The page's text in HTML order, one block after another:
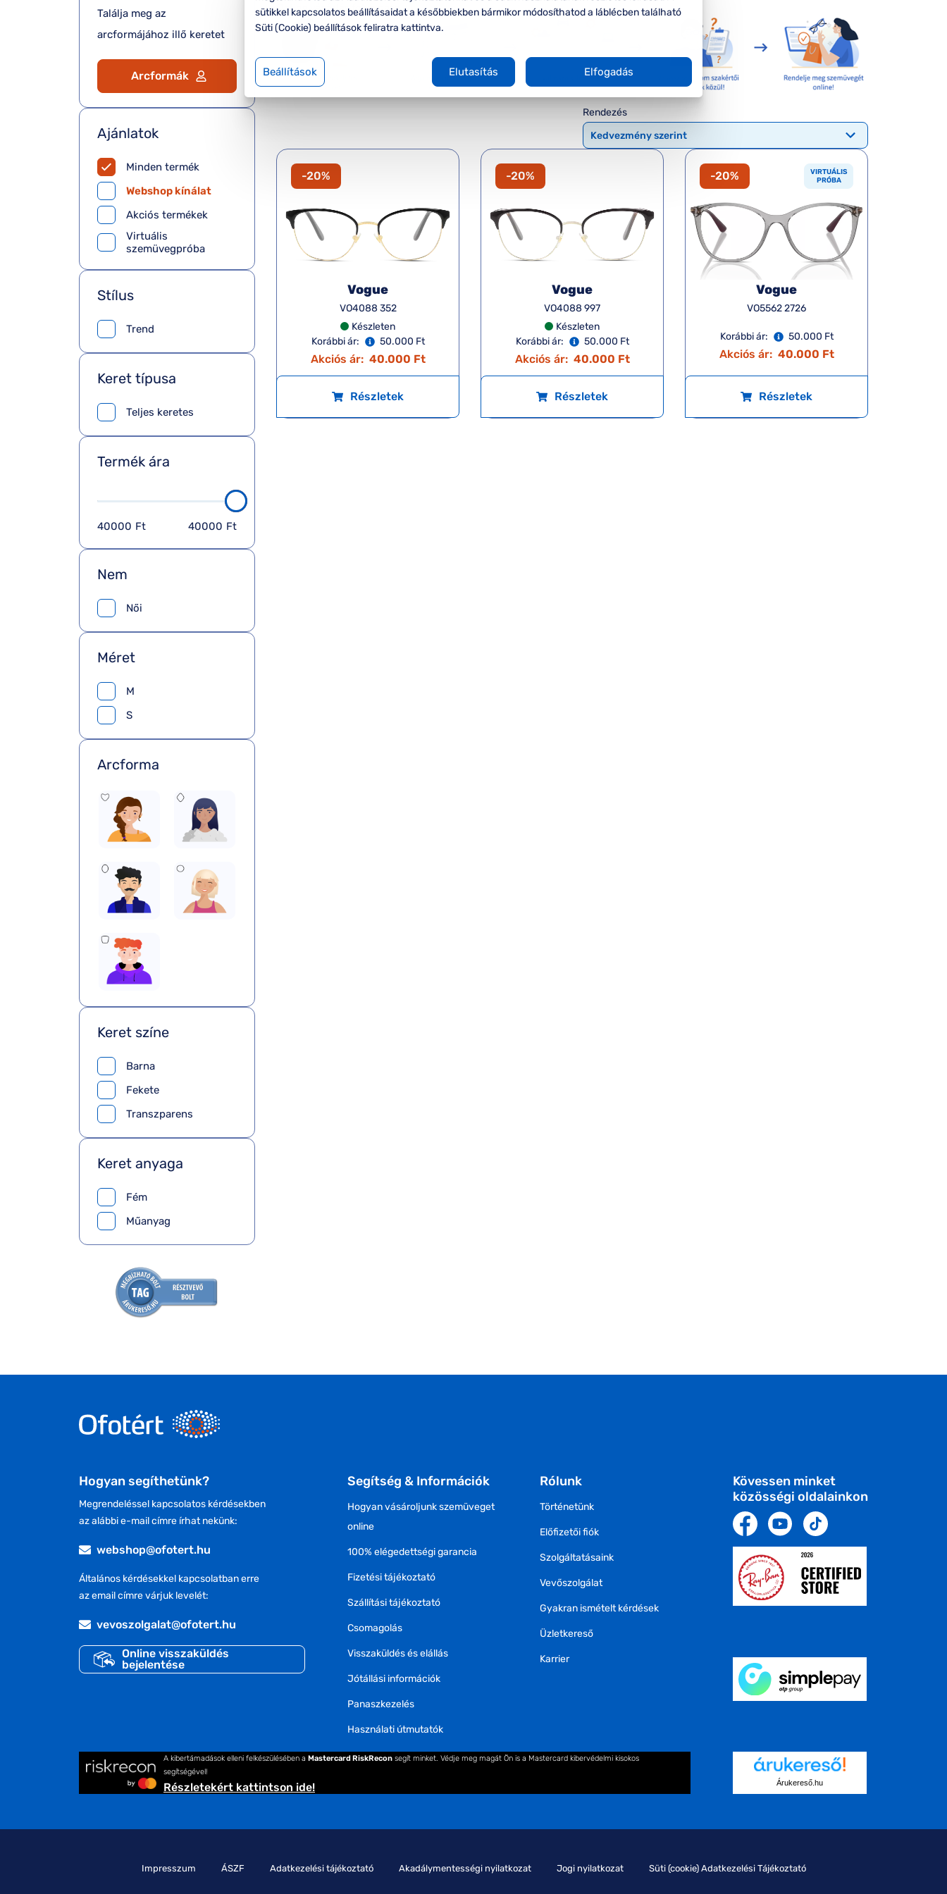
Találja meg az
arcformájához illő keretet
Arcformák
Ajánlatok
Minden termék
Webshop kínálat
Akciós termékek
Virtuális
szemüvegpróba
Stílus
Trend
Méret
M
S
Nem
Női
Keret anyaga
Fém
Műanyag
Keret típusa
Teljes keretes
Termék ára
40000 Ft 40000 Ft
Arcforma
Keret színe
Barna
Fekete
Transzparens
Rendezés
-20%
Vogue
VO4088 352
Készleten
Korábbi ár:
50.000 Ft
Akciós ár: 40.000 Ft
Részletek
-20%
Vogue
VO4088 997
Készleten
Korábbi ár:
50.000 Ft
Akciós ár: 40.000 Ft
Részletek
-20%
VIRTUÁLIS
PRÓBA
Vogue
VO5562 2726
Korábbi ár: 50.000 Ft
Akciós ár: 40.000 Ft
Részletek
Hogyan segíthetünk?
Megrendeléssel kapcsolatos kérdésekben
az alábbi e-mail címre írhat nekünk:
webshop@ofotert.hu
Általános kérdésekkel kapcsolatban erre
az email címre várjuk levelét:
vevoszolgalat@ofotert.hu
Online visszaküldés
bejelentése
Segítség & Információk
Hogyan vásároljunk szemüveget
online
100% elégedettségi garancia
Fizetési tájékoztató
Szállítási tájékoztató
Csomagolás
Visszaküldés és elállás
Jótállási információk
Panaszkezelés
Használati útmutatók
Rólunk
Történetünk
Előfizetői fiók
Szolgáltatásaink
Vevőszolgálat
Gyakran ismételt kérdések
Üzletkereső
Karrier
Kövessen minket
közösségi oldalainkon
Árukereső.hu
A kibertámadások elleni felkészülésében a Mastercard RiskRecon segít minket. Védje meg magát Ön is a Mastercard kibervédelmi kisokos
segítségével!
Részletekért kattintson ide!
Impresszum ÁSZF Adatkezelési tájékoztató Akadálymentességi nyilatkozat Jogi nyilatkozat Süti (cookie) Adatkezelési Tájékoztató
sütikkel kapcsolatos beállításaidat a későbbiekben bármikor módosíthatod a láblécben található
Süti (Cookie) beállítások feliratra kattintva.
Beállítások Elutasítás Elfogadás